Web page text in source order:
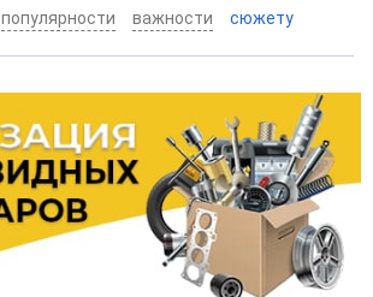
популярности важности сюжету